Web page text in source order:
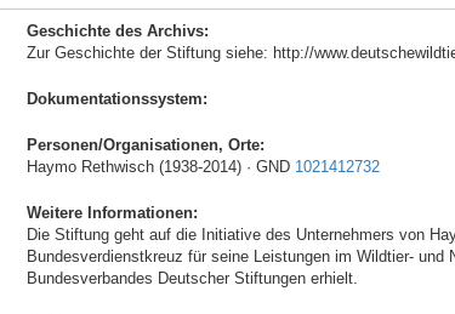
Geschichte des Archivs:
Zur Geschichte der Stiftung siehe: http://
Dokumentationssystem:
Personen/Organisationen, Orte:
Haymo Rethwisch (1938-2014) · GND 1021412732
Weitere Informationen:
Die Stiftung geht auf die Initiative des Unternehmers von
Bundesverdienstkreuz für seine Leistungen im Wildtier-
Bundesverbandes Deutscher Stiftungen erhielt.